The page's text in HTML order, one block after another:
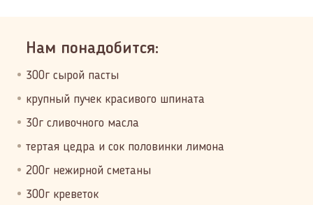
Нам понадобится:
300г сырой пасты
крупный пучек красивого шпината
30г сливочного масла
тертая цедра и сок половинки лимона
200г нежирной сметаны
300г креветок